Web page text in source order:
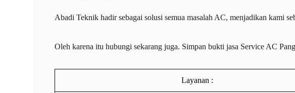
Abadi Teknik hadir sebagai solusi semua masalah AC, menjadikan kami
Oleh karena itu hubungi sekarang juga. Simpan bukti jasa Service AC
Layanan :